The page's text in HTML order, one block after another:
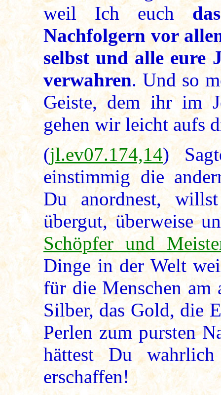
weil Ich euch
Nachfolgern vor
selbst und alle eure
verwahren. Und so
Geiste, dem ihr im
gehen wir leicht aufs
(jl.ev07.174,14)
einstimmig die
Du anordnest,
übergut, überweise
Schöpfer und
Dinge in der Welt
für die Menschen am
Silber, das Gold, die
Perlen zum pursten
hättest Du
erschaffen!